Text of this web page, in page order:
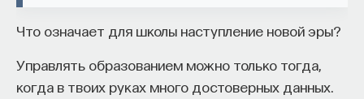
Что означает для школы наступление новой эры?
Управлять образованием можно только тогда,
когда в твоих руках много достоверных данных.